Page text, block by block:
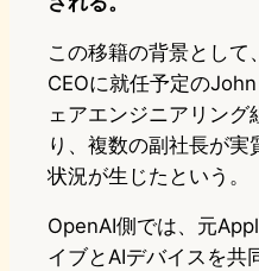
この移籍の背景とし
CEOに就任予定の
ェアエンジニアリング
り、複数の副社長が実
状況が生じたという。
OpenAI側では、元
イブとAIデバイスを共